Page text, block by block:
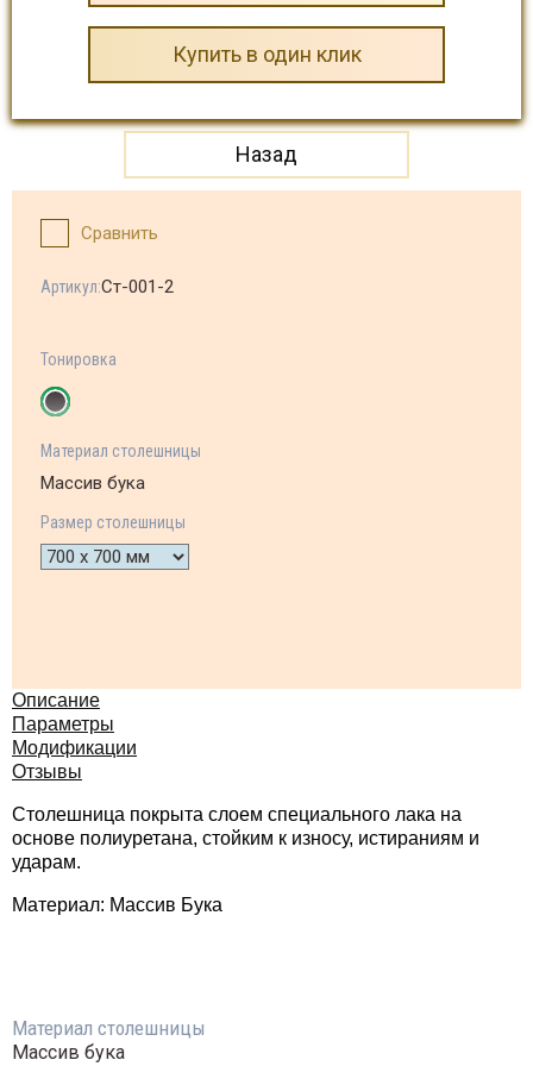
Купить в один клик
Назад
Сравнить
Артикул:Ст-001-2
Тонировка
Материал столешницы
Массив бука
Размер столешницы
Описание
Параметры
Модификации
Отзывы
Столешница покрыта слоем специального лака на
основе полиуретана, стойким к износу, истираниям и
ударам.
Материал: Массив Бука
Материал столешницы
Массив бука